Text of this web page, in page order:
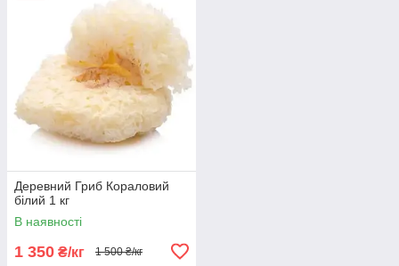
Деревний Гриб Кораловий
білий 1 кг
В наявності
1 350 ₴/кг 1 500 ₴/кг